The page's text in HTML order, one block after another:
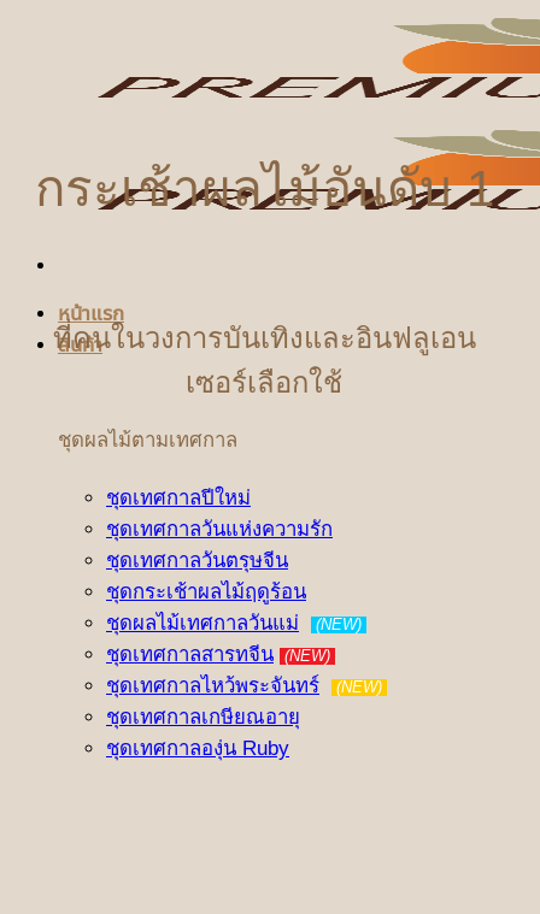
หน้าแรก
สินค้า
ชุดผลไม้ตามเทศกาล
ชุดเทศกาลปีใหม่
ชุดเทศกาลวันแห่งความรัก
ชุดเทศกาลวันตรุษจีน
ชุดกระเช้าผลไม้ฤดูร้อน
ชุดผลไม้เทศกาลวันแม่
(NEW)
ชุดเทศกาลสารทจีน (NEW)
ชุดเทศกาลไหว้พระจันทร์ (NEW)
ชุดเทศกาลเกษียณอายุ
ชุดเทศกาลองุ่น Ruby
กระเช้าผลไม้อันดับ 1
ที่คนในวงการบันเทิงและอินฟลูเอน
เซอร์เลือกใช้